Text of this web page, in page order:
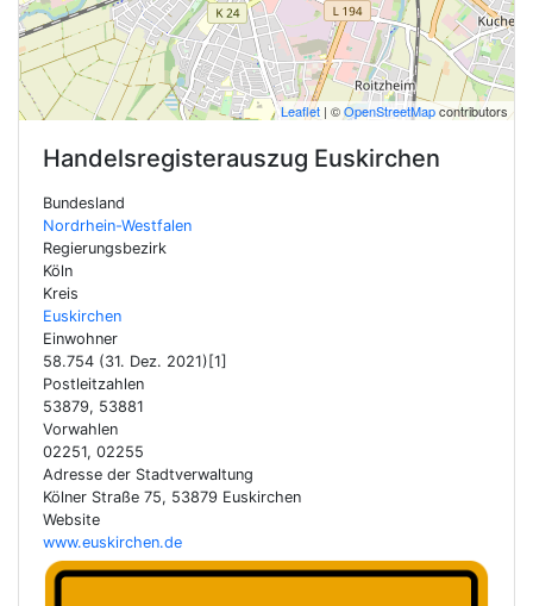
Leaflet | ©OpenStreetMapcontributors
Handelsregisterauszug Euskirchen
Bundesland
Nordrhein-Westfalen
Regierungsbezirk
Köln
Kreis
Euskirchen
Einwohner
58.754 (31. Dez. 2021)[1]
Postleitzahlen
53879, 53881
Vorwahlen
02251, 02255
Adresse der Stadtverwaltung
Kölner Straße 75, 53879 Euskirchen
Website
www.euskirchen.de